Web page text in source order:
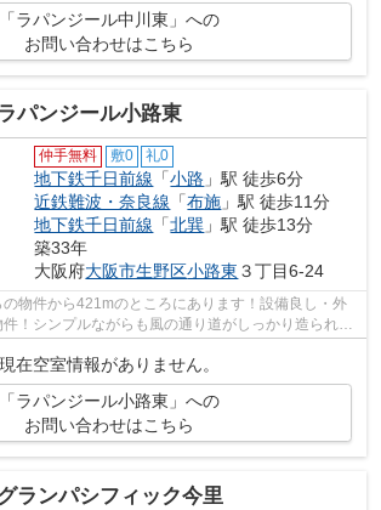
「ラパンジール中川東」への
お問い合わせはこちら
パンジール小路東
仲手無料 敷0 礼0
地下鉄千日前線 「小路 」駅 徒歩6分
近鉄難波・奈良線 「布施 」駅 徒歩11分
地下鉄千日前線 「北巽 」駅 徒歩13分
築33年
大阪府大阪市生野区小路東 ３丁目6-24
物件から421mのところにあります！設備良し・外
！シンプルながらも風の通り道がしっかり造られて
現在空室情報がありません。
「ラパンジール小路東」への
お問い合わせはこちら
ランパシフィック今里